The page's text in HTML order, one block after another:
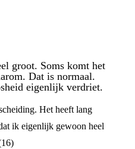
groot. Soms komt het
Dat is normaal.
eigenlijk verdriet.
Het heeft lang
ik eigenlijk gewoon heel